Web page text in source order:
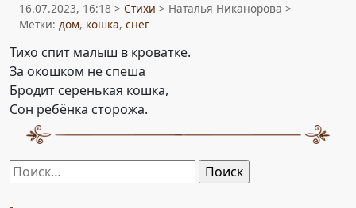
16.07.2023, 16:18 > Стихи > Наталья Никанорова >
Метки: дом, кошка, снег
Тихо спит малыш в кроватке.
За окошком не спеша
Бродит серенькая кошка,
Сон ребёнка сторожа.
Найти: